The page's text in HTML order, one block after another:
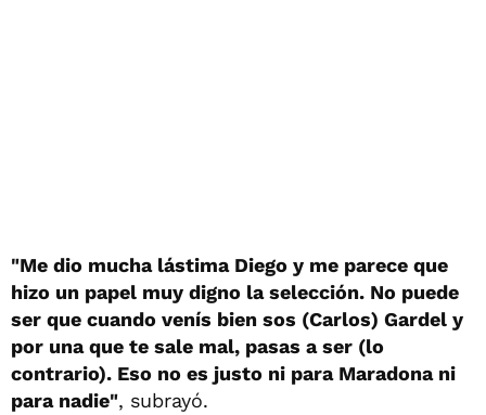
"Me dio mucha lástima Diego y me parece que
hizo un papel muy digno la selección. No puede
ser que cuando venís bien sos (Carlos) Gardel y
por una que te sale mal, pasas a ser (lo
contrario). Eso no es justo ni para Maradona ni
para nadie", subrayó.